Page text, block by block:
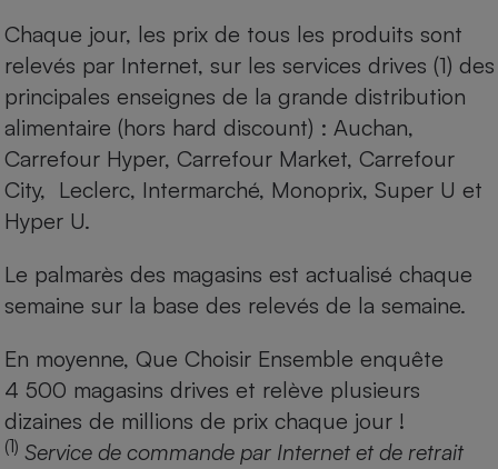
Chaque jour, les prix de tous les produits sont
relevés par Internet, sur les services drives (1) des
principales enseignes de la grande distribution
alimentaire (hors hard discount) : Auchan,
Carrefour Hyper, Carrefour Market, Carrefour
City, Leclerc, Intermarché, Monoprix, Super U et
Hyper U.
Le palmarès des magasins est actualisé chaque
semaine sur la base des relevés de la semaine.
En moyenne, Que Choisir Ensemble enquête
4 500 magasins drives et relève plusieurs
dizaines de millions de prix chaque jour !
(1) Service de commande par Internet et de retrait